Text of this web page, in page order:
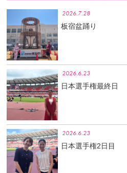
2026.7.28
板宿盆踊り
2026.6.23
日本選手権最終日
2026.6.23
日本選手権2日目